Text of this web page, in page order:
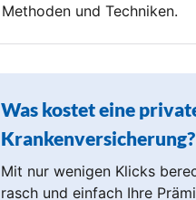
Methoden und Techniken.
Was kostet eine
Krankenversicherung?
Mit nur wenigen Klicks
rasch und einfach Ihre